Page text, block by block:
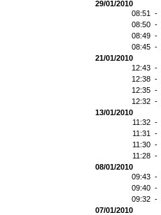
29/01/2010
08:51 -
08:50 -
08:49 -
08:45 -
21/01/2010
12:43 -
12:38 -
12:35 -
12:32 -
13/01/2010
11:32 -
11:31 -
11:30 -
11:28 -
08/01/2010
09:43 -
09:40 -
09:32 -
07/01/2010